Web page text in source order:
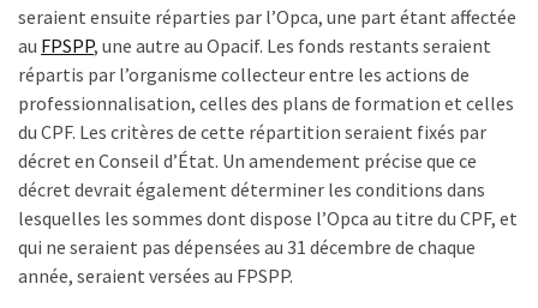
seraient ensuite réparties par l’Opca, une part étant affectée
au FPSPP, une autre au Opacif. Les fonds restants seraient
répartis par l’organisme collecteur entre les actions de
professionnalisation, celles des plans de formation et celles
du CPF. Les critères de cette répartition seraient fixés par
décret en Conseil d’État. Un amendement précise que ce
décret devrait également déterminer les conditions dans
lesquelles les sommes dont dispose l’Opca au titre du CPF, et
qui ne seraient pas dépensées au 31 décembre de chaque
année, seraient versées au FPSPP.